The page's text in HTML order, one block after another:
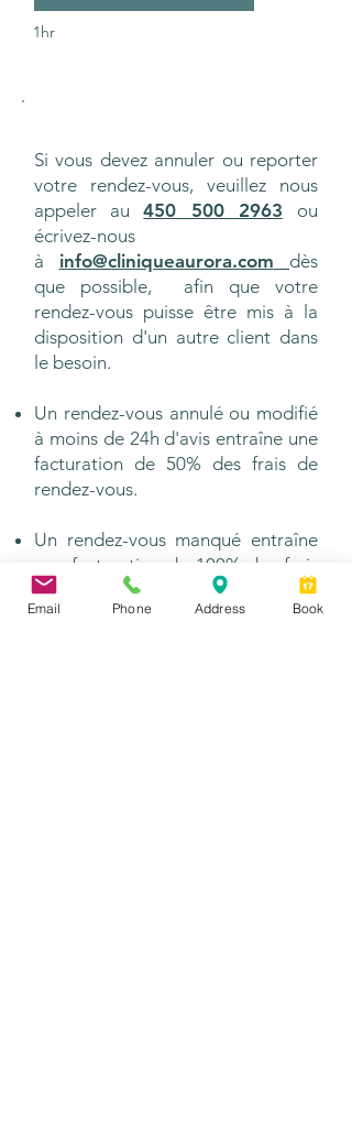
1hr
Si vous devez annuler ou reporter
votre rendez-vous, veuillez nous
appeler au450 500 2963
ou
écrivez-nous
à info@cliniqueaurora.com
dès
que possible, afin que votre
rendez-vous puisse être mis à la
disposition d'un autre client dans
le besoin.
Un rendez-vous annulé ou modifié
à moins de 24h d'avis entraîne une
facturation de 50% des frais de
rendez-vous.
Un rendez-vous manqué entraîne
une facturation de 100% des frais
de rendez-vous.
Email Phone Address Book